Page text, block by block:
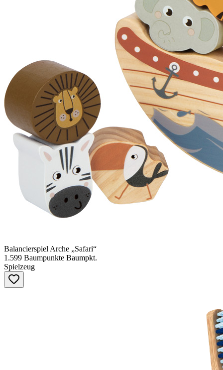
Balancierspiel Arche „Safari“
1.599 Baumpunkte Baumpkt.
Spielzeug